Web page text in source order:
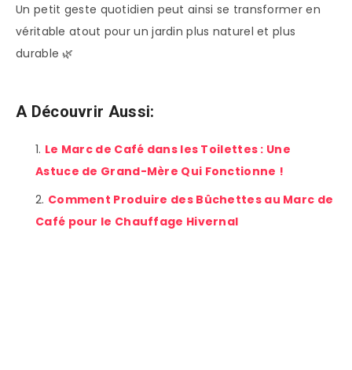
Un petit geste quotidien peut ainsi se transformer en
véritable atout pour un jardin plus naturel et plus
durable 🌿
A Découvrir Aussi:
Le Marc de Café dans les Toilettes : Une
Astuce de Grand-Mère Qui Fonctionne !
Comment Produire des Bûchettes au Marc de
Café pour le Chauffage Hivernal